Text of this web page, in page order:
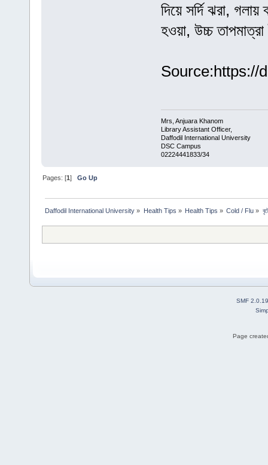
দিয়ে সর্দি ঝরা, গলায়
হওয়া, উচ্চ
Source:https://
Mrs, Anjuara Khanom
Library Assistant Officer,
Daffodil International University
DSC Campus
02224441833/34
Pages: [1]Go Up
Daffodil International University » Health Tips » Health Tips » Cold / Flu »
SMF 2.0.19
Page